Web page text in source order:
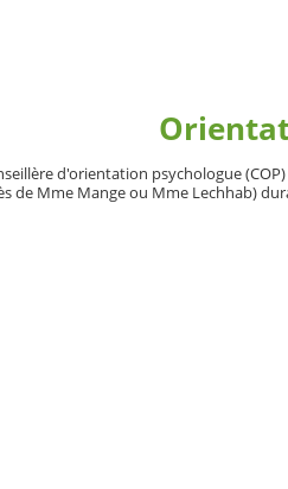
d'orientation psychologue
de Mme Mange ou Mme Lechhab)